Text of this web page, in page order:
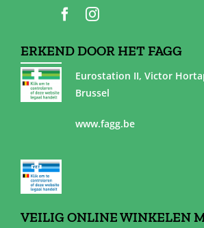
ERKEND DOOR HET FAGG
Eurostation II, Victor
Brussel
www.fagg.be
VEILIG ONLINE WINKELEN